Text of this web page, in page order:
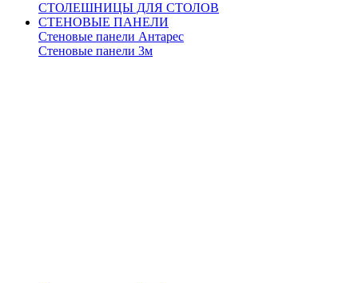
СТОЛЕШНИЦЫ ДЛЯ СТОЛОВ
СТЕНОВЫЕ ПАНЕЛИ
Стеновые панели Антарес
Стеновые панели 3м